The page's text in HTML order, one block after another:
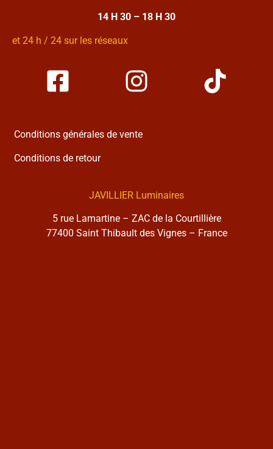
14 H 30 – 18 H 30
et 24 h / 24 sur les réseaux
Conditions générales de vente
Conditions de retour
JAVILLIER Luminaires
5 rue Lamartine – ZAC de la Courtillière
77400 Saint Thibault des Vignes – France